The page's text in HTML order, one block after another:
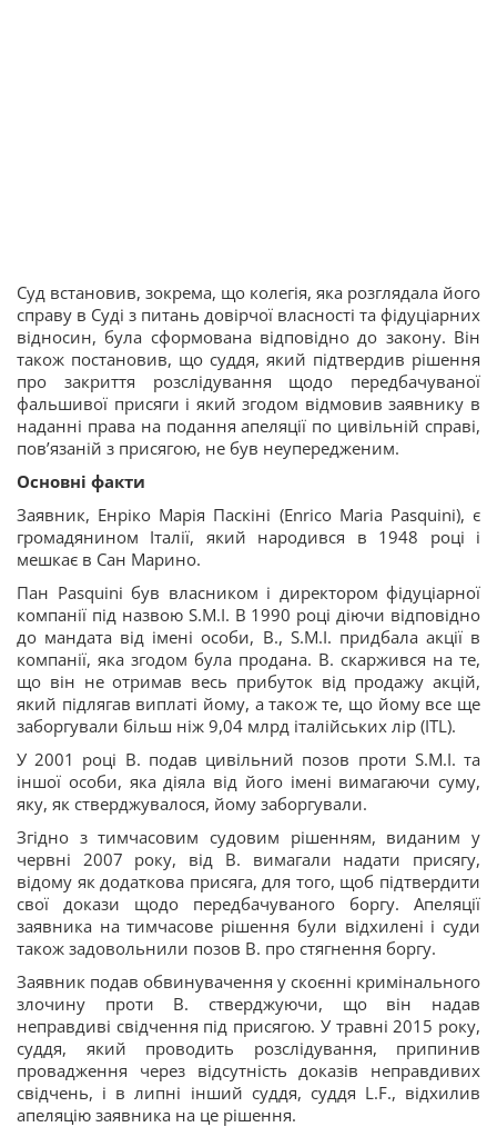
Суд встановив, зокрема, що колегія, яка розглядала його
справу в Суді з питань довірчої власності та фідуціарних
відносин, була сформована відповідно до закону. Він
також постановив, що суддя, який підтвердив рішення
про закриття розслідування щодо передбачуваної
фальшивої присяги і який згодом відмовив заявнику в
наданні права на подання апеляції по цивільній справі,
пов’язаній з присягою, не був неупередженим.
Основні факти
Заявник, Енріко Марія Паскіні (Enrico Maria Pasquini), є
громадянином Італії, який народився в 1948 році і
мешкає в Сан Марино.
Пан Pasquini був власником і директором фідуціарної
компанії під назвою S.M.I. В 1990 році діючи відповідно
до мандата від імені особи, В., S.M.I. придбала акції в
компанії, яка згодом була продана. B. скаржився на те,
що він не отримав весь прибуток від продажу акцій,
який підлягав виплаті йому, а також те, що йому все ще
заборгували більш ніж 9,04 млрд італійських лір (ITL).
У 2001 році В. подав цивільний позов проти S.M.I. та
іншої особи, яка діяла від його імені вимагаючи суму,
яку, як стверджувалося, йому заборгували.
Згідно з тимчасовим судовим рішенням, виданим у
червні 2007 року, від В. вимагали надати присягу,
відому як додаткова присяга, для того, щоб підтвердити
свої докази щодо передбачуваного боргу. Апеляції
заявника на тимчасове рішення були відхилені і суди
також задовольнили позов В. про стягнення боргу.
Заявник подав обвинувачення у скоєнні кримінального
злочину проти В. стверджуючи, що він надав
неправдиві свідчення під присягою. У травні 2015 року,
суддя, який проводить розслідування, припинив
провадження через відсутність доказів неправдивих
свідчень, і в липні інший суддя, суддя L.F., відхилив
апеляцію заявника на це рішення.